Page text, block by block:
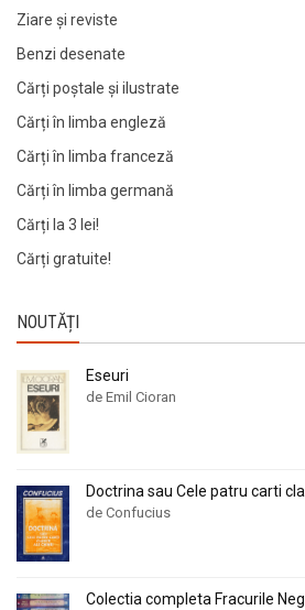
Ziare şi reviste
Benzi desenate
Cărți poștale și ilustrate
Cărți în limba engleză
Cărți în limba franceză
Cărți în limba germană
Cărți la 3 lei!
Cărți gratuite!
NOUTĂȚI
Eseuri
de Emil Cioran
Doctrina sau Cele patru carti
de Confucius
Colectia completa Fracurile